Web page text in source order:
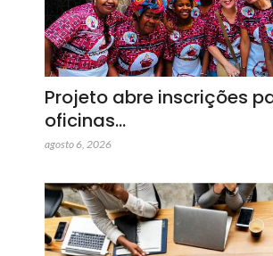
Projeto abre inscrições
oficinas…
agosto 6, 2026